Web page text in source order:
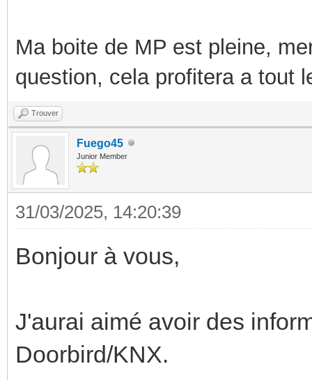
Ma boite de MP est pleine,
question, cela profitera a tout
Trouver
Fuego45
Junior Member
31/03/2025, 14:20:39
Bonjour à vous,
J'aurai aimé avoir des
Doorbird/KNX.